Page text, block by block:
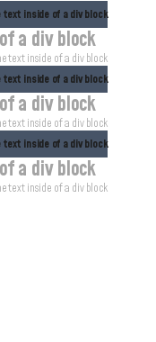
inside of a div block.
a div block.
a div block.
text inside of a div block.
inside of a div block.
a div block.
a div block.
text inside of a div block.
inside of a div block.
a div block.
a div block.
text inside of a div block.